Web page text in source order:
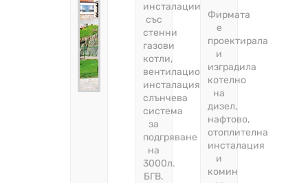
инсталации
със
стенни
газови
котли,
вентилационна
инсталация,
слънчева
система
за
подгряване
на
3000л.
БГВ.
Фирмата
е
проектирала
и
изградила
котелно
на
дизел,
нафтово,
отоплителна
инсталация
и
комин